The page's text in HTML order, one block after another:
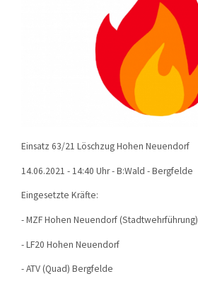
Einsatz 63/21 Löschzug Hohen Neuendorf
14.06.2021 - 14:40 Uhr - B:Wald - Bergfelde
Eingesetzte Kräfte:
- MZF Hohen Neuendorf (Stadtwehrführung)
- LF20 Hohen Neuendorf
- ATV (Quad) Bergfelde